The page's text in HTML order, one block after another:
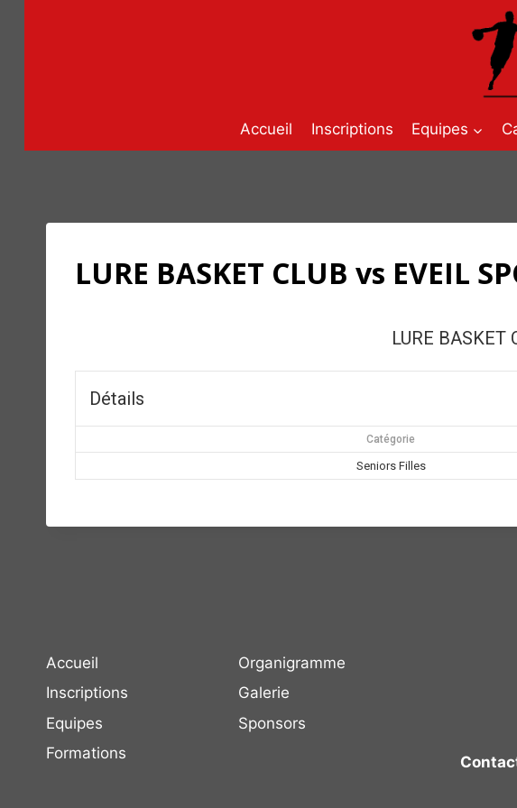
Accueil Inscriptions Equipes
LURE BASKET CLUB vs EVEIL
LURE BASKET
Détails
Catégorie
Seniors Filles
Accueil
Inscriptions
Equipes
Formations
Organigramme
Galerie
Sponsors